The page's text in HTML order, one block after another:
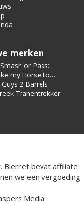
merken
or Pass:
my Horse to
Room2 Barrels
Tranentrekker
Biernet bevat affiliate
we een vergoeding
Media